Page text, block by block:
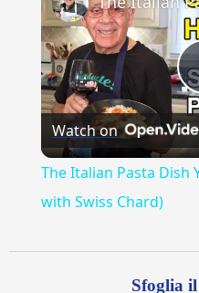
Watch on
The Italian Pasta Dish
with Swiss Chard)
Sfoglia